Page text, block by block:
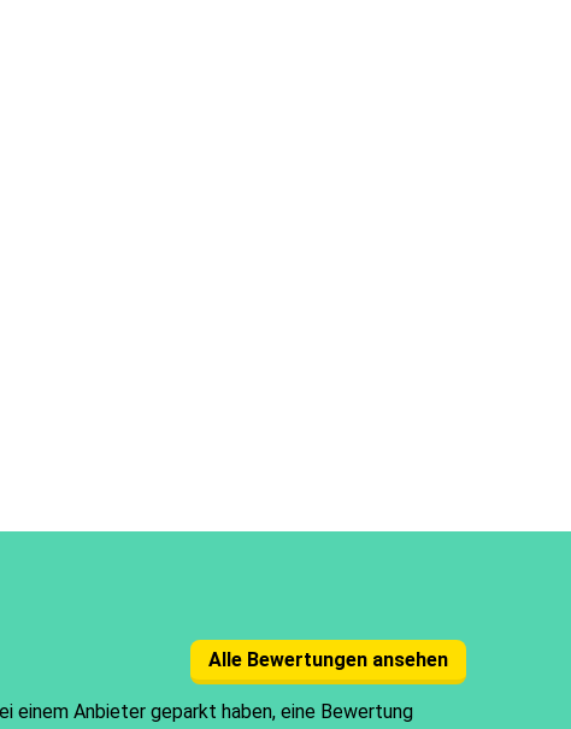
Alle Bewertungen ansehen
einem Anbieter geparkt haben, eine Bewertung